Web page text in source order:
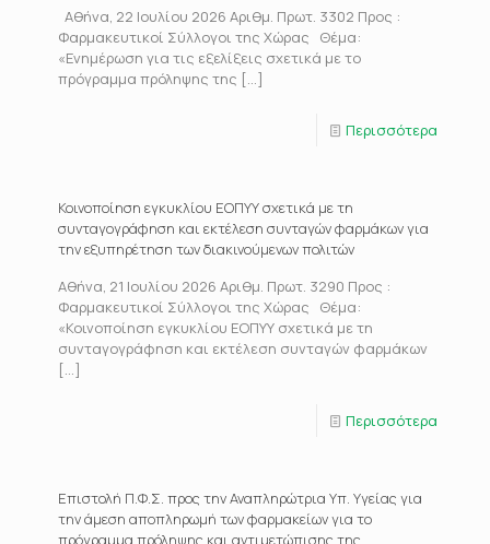
Αθήνα, 22 Ιουλίου 2026 Αριθμ. Πρωτ. 3302 Προς :
Φαρμακευτικοί Σύλλογοι της Χώρας Θέμα:
«Ενημέρωση για τις εξελίξεις σχετικά με το
πρόγραμμα πρόληψης της […]
Περισσότερα
Κοινοποίηση εγκυκλίου ΕΟΠΥΥ σχετικά με τη
συνταγογράφηση και εκτέλεση συνταγών φαρμάκων για
την εξυπηρέτηση των διακινούμενων πολιτών
Αθήνα, 21 Ιουλίου 2026 Αριθμ. Πρωτ. 3290 Προς :
Φαρμακευτικοί Σύλλογοι της Χώρας Θέμα:
«Κοινοποίηση εγκυκλίου ΕΟΠΥΥ σχετικά με τη
συνταγογράφηση και εκτέλεση συνταγών φαρμάκων
[…]
Περισσότερα
Επιστολή Π.Φ.Σ. προς την Αναπληρώτρια Υπ. Υγείας για
την άμεση αποπληρωμή των φαρμακείων για το
πρόγραμμα πρόληψης και αντιμετώπισης της